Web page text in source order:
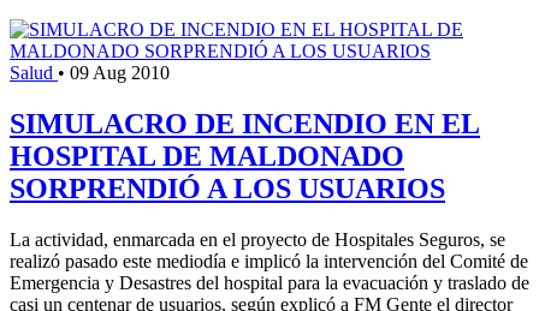
Salud • 09 Aug 2010
SIMULACRO DE INCENDIO EN EL
HOSPITAL DE MALDONADO
SORPRENDIÓ A LOS USUARIOS
La actividad, enmarcada en el proyecto de Hospitales Seguros, se
realizó pasado este mediodía e implicó la intervención del Comité de
Emergencia y Desastres del hospital para la evacuación y traslado de
casi un centenar de usuarios, según explicó a FM Gente el director